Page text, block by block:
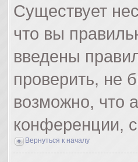
Существует
что вы
введены
проверить, не
возможно, что
конференции,
Вернуться к началу